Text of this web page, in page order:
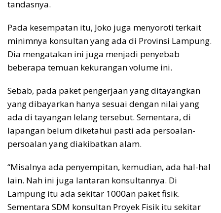
tandasnya.
Pada kesempatan itu, Joko juga menyoroti terkait
minimnya konsultan yang ada di Provinsi Lampung.
Dia mengatakan ini juga menjadi penyebab
beberapa temuan kekurangan volume ini.
Sebab, pada paket pengerjaan yang ditayangkan
yang dibayarkan hanya sesuai dengan nilai yang
ada di tayangan lelang tersebut. Sementara, di
lapangan belum diketahui pasti ada persoalan-
persoalan yang diakibatkan alam.
“Misalnya ada penyempitan, kemudian, ada hal-hal
lain. Nah ini juga lantaran konsultannya. Di
Lampung itu ada sekitar 1000an paket fisik.
Sementara SDM konsultan Proyek Fisik itu sekitar